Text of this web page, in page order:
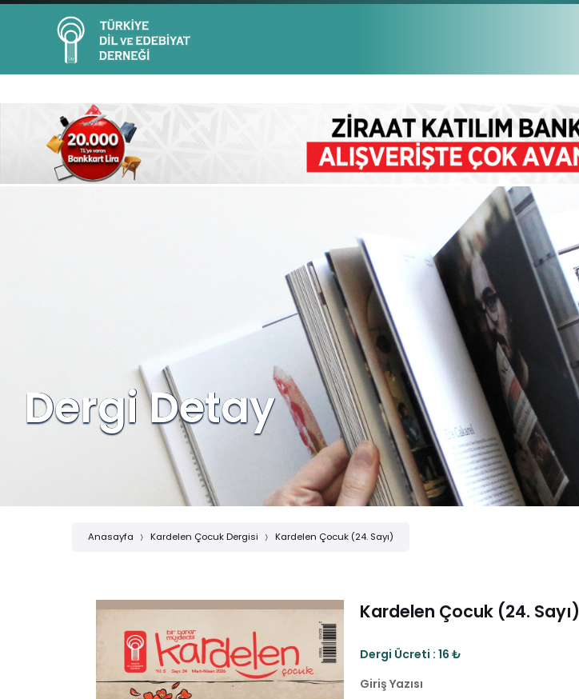
Dergi Detay
Anasayfa Kardelen Çocuk Dergisi Kardelen Çocuk (24. Sayı)
Kardelen Çocuk (24. Sayı)
Dergi Ücreti : 16 ₺
Giriş Yazısı